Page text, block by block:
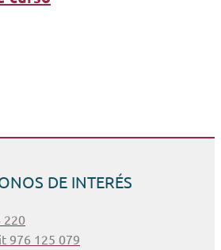
DE INTERÉS
220
976 125 079